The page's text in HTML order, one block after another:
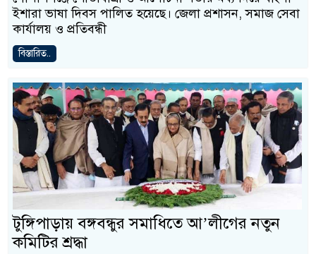
ইশারা ভাষা দিবস পালিত হয়েছে। জেলা প্রশাসন, সমাজ সেবা
কার্যালয় ও প্রতিবন্ধী
বিস্তারিত..
টুঙ্গিপাড়ায় বঙ্গবন্ধুর সমাধিতে আ’লীগের নতুন
কমিটির শ্রদ্ধা